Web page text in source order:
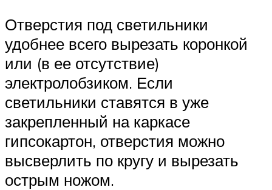
Отверстия под светильники
удобнее всего вырезать коронкой
или (в ее отсутствие)
электролобзиком. Если
светильники ставятся в уже
закрепленный на каркасе
гипсокартон, отверстия можно
высверлить по кругу и вырезать
острым ножом.